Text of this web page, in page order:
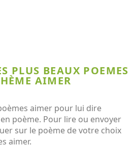
PLUS BEAUX POEMES
AIMER
aimer pour lui dire
poème. Pour lire ou envoyer
sur le poème de votre choix
aimer.